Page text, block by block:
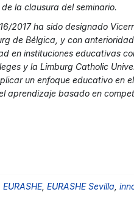
la clausura del seminario.
2017 ha sido designado
de Bélgica, y con
en instituciones educativas
y la Limburg Catholic
un enfoque educativo en
aprendizaje basado en
EURASHE, EURASHE Sevilla